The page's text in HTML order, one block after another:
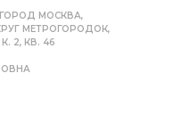
ГОРОД МОСКВА,
МЕТРОГОРОДОК,
2, КВ. 46